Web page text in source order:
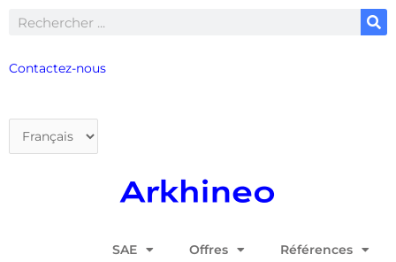
Rechercher
Contactez-nous
une
SAE Offres Références